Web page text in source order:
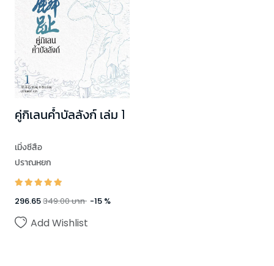
คู่กิเลนค้ำบัลลังก์ เล่ม 1
เมิ่งซีสือ
ปราณหยก
296.65349.00บาท -15 %
Add Wishlist